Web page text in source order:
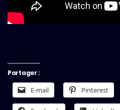
Partager :
E-mail Pinterest